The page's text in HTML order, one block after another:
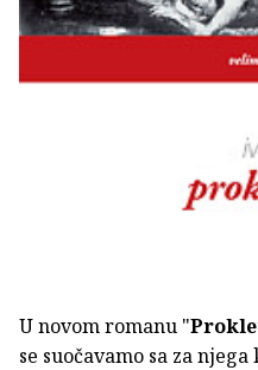
U novom romanu "
se suočavamo sa za